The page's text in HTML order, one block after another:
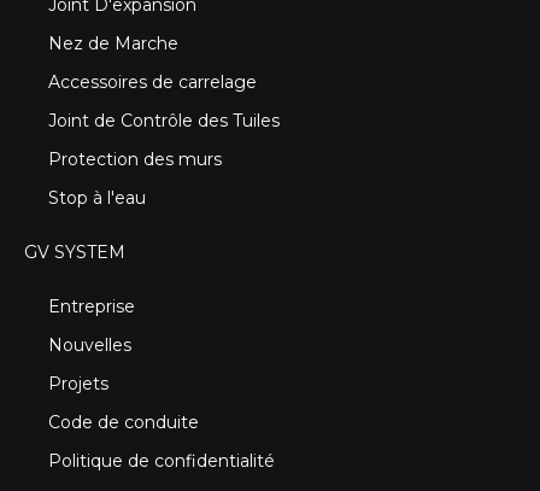
Joint D'expansion
Nez de Marche
Accessoires de carrelage
Joint de Contrôle des Tuiles
Protection des murs
Stop à l'eau
GV SYSTEM
Entreprise
Nouvelles
Projets
Code de conduite
Politique de confidentialité